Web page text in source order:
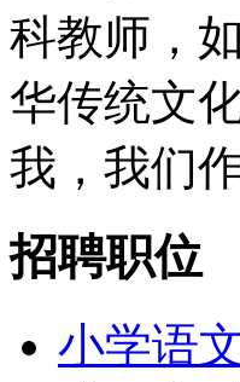
科教师，
华传统文
我，我们
招聘职位
小学语